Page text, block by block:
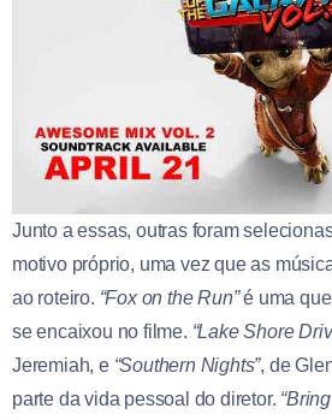
Junto a essas, outras foram
motivo próprio, uma vez que as
ao roteiro. “Fox on the Run”é uma
se encaixou no filme. “Lake Shore
Jeremiah, e “Southern Nights”, de
parte da vida pessoal do diretor.